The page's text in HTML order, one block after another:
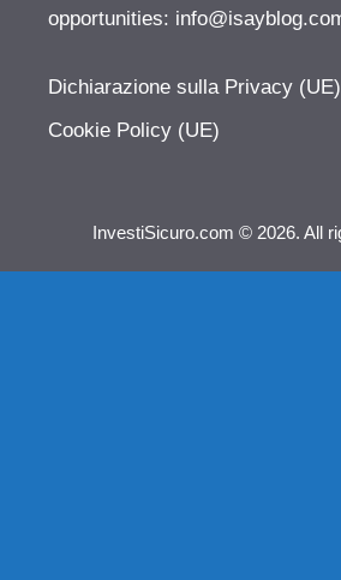
opportunities:
Dichiarazione sulla Privacy (UE)
Cookie Policy (UE)
InvestiSicuro.com © 2026. All